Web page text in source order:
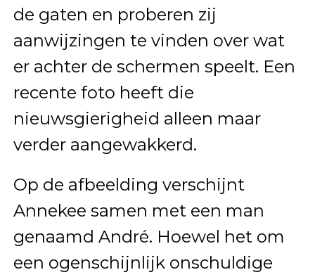
de gaten en proberen zij
aanwijzingen te vinden over wat
er achter de schermen speelt. Een
recente foto heeft die
nieuwsgierigheid alleen maar
verder aangewakkerd.
Op de afbeelding verschijnt
Annekee samen met een man
genaamd André. Hoewel het om
een ogenschijnlijk onschuldige